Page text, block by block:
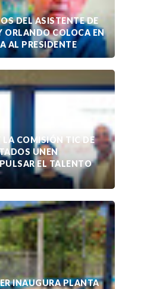
DEL ASISTENTE DE
ORLANDO COLOCA EN
AL PRESIDENTE
COMISIÓN TIC DE
UNEN
EL TALENTO
INAUGURA PLANTA